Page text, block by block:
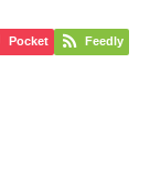
Pocket Feedly